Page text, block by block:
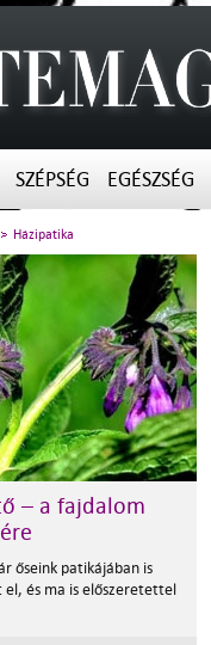
SZÉPSÉG EGÉSZSÉG
Házipatika
– a fajdalom
őseink patikájában is
és ma is előszeretettel